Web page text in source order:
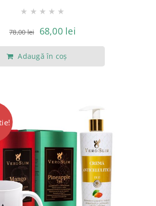
★ ★ ★ ★ ★
78,00lei
Prețul
inițial
a
68,00 lei
curent
Adaugă în coș